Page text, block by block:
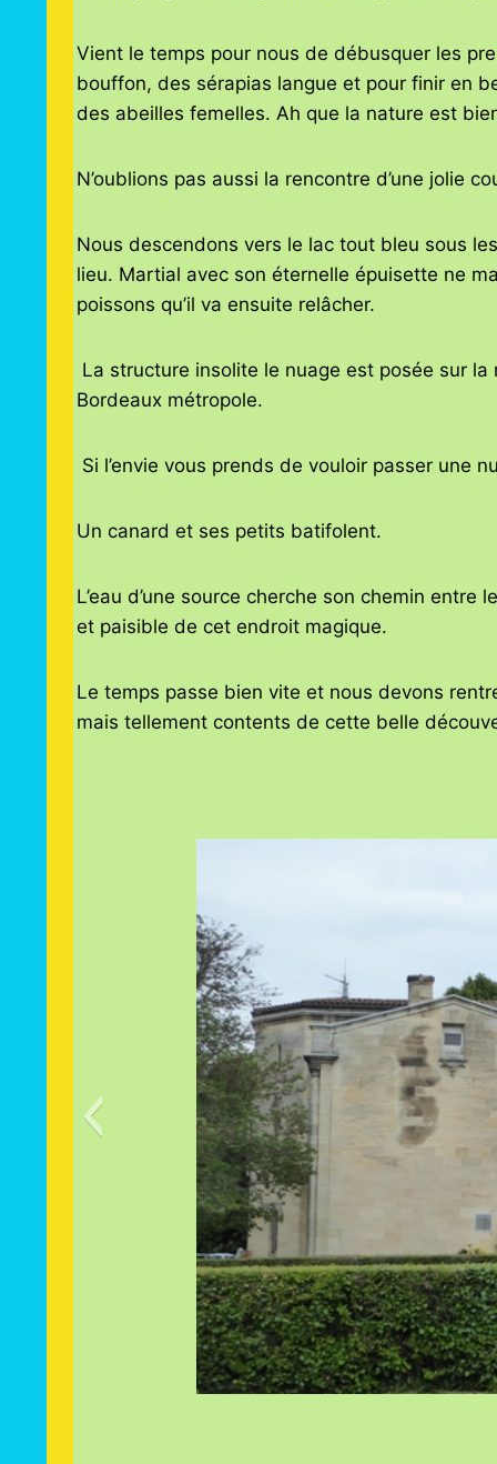
Vient le temps pour nous de débusquer les
bouffon, des sérapias langue et pour finir en
des abeilles femelles. Ah que la nature est
N’oublions pas aussi la rencontre d’une jolie
Nous descendons vers le lac tout bleu sous
lieu. Martial avec son éternelle épuisette ne
poissons qu’il va ensuite relâcher.
La structure insolite le nuage est posée sur
Bordeaux métropole.
Si l’envie vous prends de vouloir passer une
Un canard et ses petits batifolent.
L’eau d’une source cherche son chemin
et paisible de cet endroit magique.
Le temps passe bien vite et nous devons
mais tellement contents de cette belle